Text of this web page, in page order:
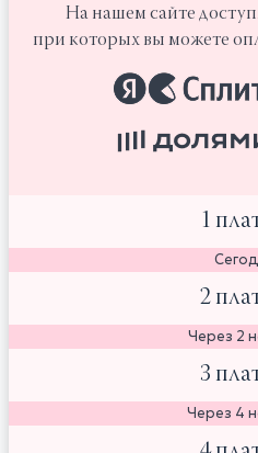
На нашем сайте
при которых вы можете
1
2
Через 2
3
Через 4